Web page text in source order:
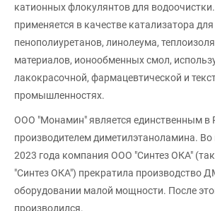
катионных флокулянтов для
применяется в качестве катализатора
пенополиуретанов, линолеума,
материалов, ионообменных смол,
лакокрасочной, фармацевтической и
промышленностях.
ООО "Монамин" является единственным в
производителем диметилэтаноламина. Во
2023 года компания ООО "Синтез ОКА"
"Синтез ОКА") прекратила производство
оборудовании малой мощности. После
производился.